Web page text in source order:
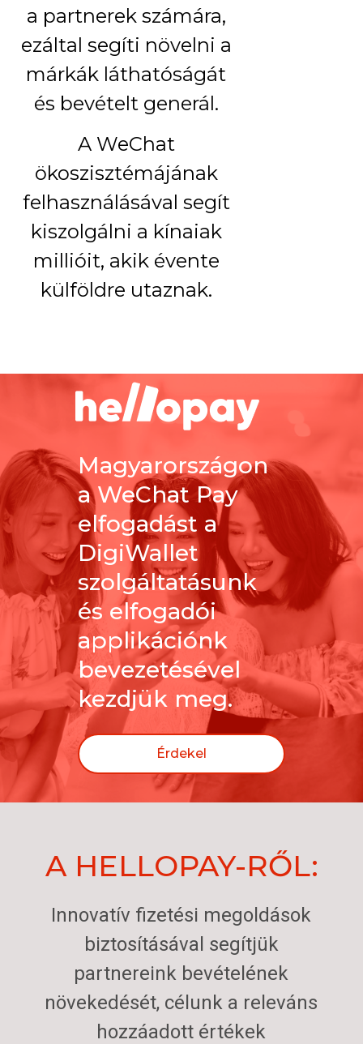
a partnerek számára,
ezáltal segíti növelni a
márkák láthatóságát
és bevételt generál.
A WeChat
ökoszisztémájának
felhasználásával segít
kiszolgálni a kínaiak
millióit, akik évente
külföldre utaznak.
Magyarországon
a WeChat Pay
elfogadást a
DigiWallet
szolgáltatásunk
és elfogadói
applikációnk
bevezetésével
kezdjük meg.
Érdekel
A HELLOPAY-RŐL:
Innovatív fizetési megoldások
biztosításával segítjük
partnereink bevételének
növekedését, célunk a releváns
hozzáadott értékek